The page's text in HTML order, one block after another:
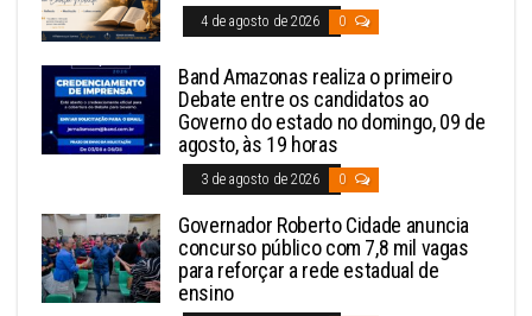
4 de agosto de 2026 0
Band Amazonas realiza o primeiro
Debate entre os candidatos ao
Governo do estado no domingo, 09 de
agosto, às 19 horas
3 de agosto de 2026 0
Governador Roberto Cidade anuncia
concurso público com 7,8 mil vagas
para reforçar a rede estadual de
ensino